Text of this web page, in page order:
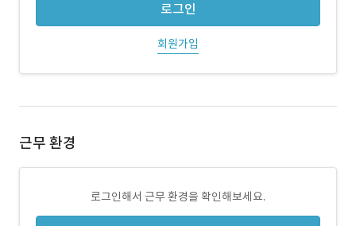
로그인
회원가입
근무 환경
로그인해서 근무 환경을 확인해보세요.